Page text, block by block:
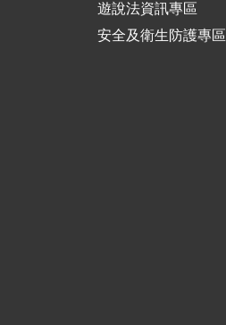
遊說法資訊專區
安全及衛生防護專區